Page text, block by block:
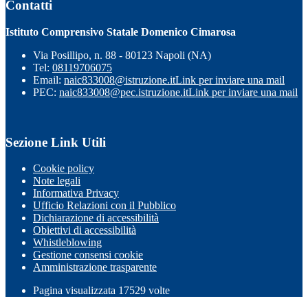
Contatti
Istituto Comprensivo Statale Domenico Cimarosa
Via Posillipo, n. 88 - 80123 Napoli (NA)
Tel: 08119706075
Email: naic833008@istruzione.itLink per inviare una mail
PEC: naic833008@pec.istruzione.itLink per inviare una mail
Sezione Link Utili
Cookie policy
Note legali
Informativa Privacy
Ufficio Relazioni con il Pubblico
Dichiarazione di accessibilità
Obiettivi di accessibilità
Whistleblowing
Gestione consensi cookie
Amministrazione trasparente
Pagina visualizzata 17529 volte